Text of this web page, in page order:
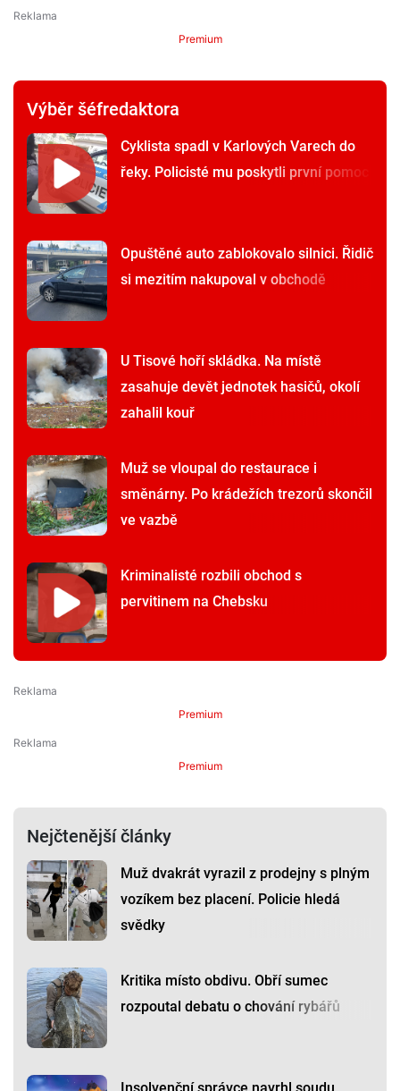
Premium
Výběr šéfredaktora
Cyklista spadl v Karlových Varech do
řeky. Policisté mu poskytli první pomoc
Opuštěné auto zablokovalo silnici. Řidič
si mezitím nakupoval v obchodě
U Tisové hoří skládka. Na místě
zasahuje devět jednotek hasičů, okolí
zahalil kouř
Muž se vloupal do restaurace i
směnárny. Po krádežích trezorů skončil
ve vazbě
Kriminalisté rozbili obchod s
pervitinem na Chebsku
Premium
Premium
Nejčtenější články
Muž dvakrát vyrazil z prodejny s plným
vozíkem bez placení. Policie hledá
svědky
Kritika místo obdivu. Obří sumec
rozpoutal debatu o chování rybářů